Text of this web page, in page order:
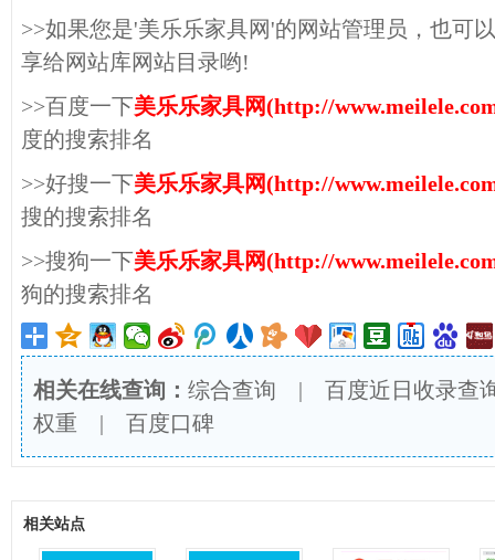
>>如果您是'美乐乐家具网'的网站管理员，也可
享给网站库网站目录哟!
>>百度一下美乐乐家具网(http://
度的搜索排名
>>好搜一下美乐乐家具网(http://
搜的搜索排名
>>搜狗一下美乐乐家具网(http://
狗的搜索排名
相关在线查询： 综合查询 | 百度近日收录查
权重 | 百度口碑
相关站点